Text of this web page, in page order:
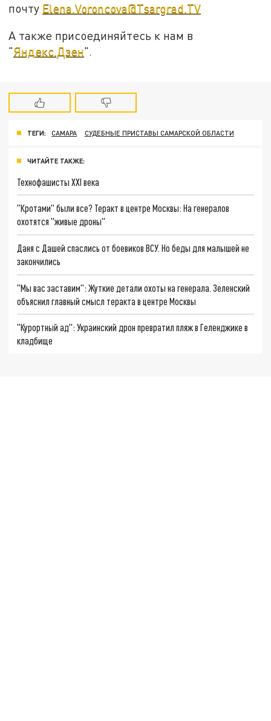
почту Elena.Voroncova@Tsargrad.TV
А также присоединяйтесь к нам в
"Яндекс.Дзен".
ТЕГИ: САМАРА СУДЕБНЫЕ ПРИСТАВЫ САМАРСКОЙ ОБЛАСТИ
ЧИТАЙТЕ ТАКЖЕ:
Технофашисты XXI века
"Кротами" были все? Теракт в центре Москвы: На генералов
охотятся "живые дроны"
Даня с Дашей спаслись от боевиков ВСУ. Но беды для малышей не
закончились
"Мы вас заставим": Жуткие детали охоты на генерала. Зеленский
объяснил главный смысл теракта в центре Москвы
"Курортный ад": Украинский дрон превратил пляж в Геленджике в
кладбище